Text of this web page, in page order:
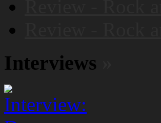
Interviews